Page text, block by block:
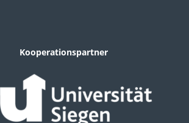
Kooperationspartner